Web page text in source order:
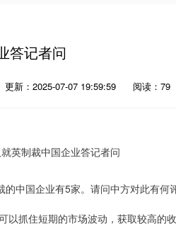
答记者问
更新：2025-07-07 19:59:59 阅读：79
中国企业有5家。请问中方对此有何
抓住短期的市场波动，获取较高的